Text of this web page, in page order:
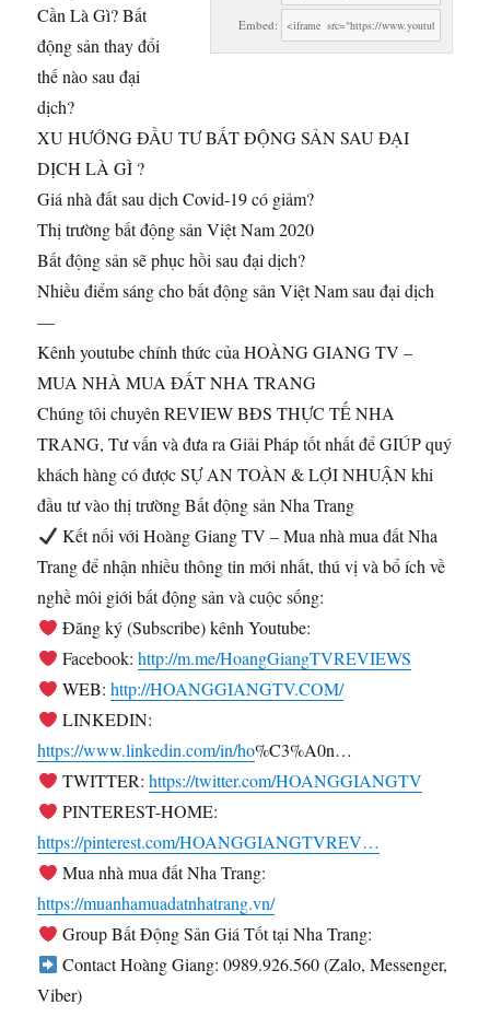
Embed:
Cần Là Gì? Bất
động sảnthay đổi
thế nào sau đại
dịch?
XU HƯỚNG ĐẦU TƯ BẤT ĐỘNG SẢN SAU ĐẠI
DỊCH LÀ GÌ ?
Giá nhà đất sau dịch Covid-19 có giảm?
Thị trường bất động sản Việt Nam 2020
Bất động sản sẽ phục hồi sau đại dịch?
Nhiều điểm sáng cho bất động sản Việt Nam sau đại dịch
—
Kênh youtube chính thức của HOÀNG GIANG TV –
MUA NHÀ MUA ĐẤT NHA TRANG
Chúng tôi chuyên REVIEW BĐS THỰC TẾ NHA
TRANG, Tư vấn và đưa ra Giải Pháp tốt nhất để GIÚP quý
khách hàng có được SỰ AN TOÀN & LỢI NHUẬN khi
đầu tư vào thị trường Bất động sản Nha Trang
Kết nối với Hoàng Giang TV – Mua nhà mua đất Nha
Trang để nhận nhiều thông tin mới nhất, thú vị và bổ ích về
nghề môi giới bất động sản và cuộc sống:
Đăng ký (Subscribe) kênh Youtube:
Facebook: http://m.me/HoangGiangTVREVIEWS
WEB: http://HOANGGIANGTV.COM/
LINKEDIN:
https://www.linkedin.com/in/ho%C3%A0n…
TWITTER: https://twitter.com/HOANGGIANGTV
PINTEREST-HOME:
https://pinterest.com/HOANGGIANGTVREV…
Mua nhà mua đất Nha Trang:
https://muanhamuadatnhatrang.vn/
Group Bất Động Sản Giá Tốt tại Nha Trang:
Contact Hoàng Giang: 0989.926.560 (Zalo, Messenger,
Viber)